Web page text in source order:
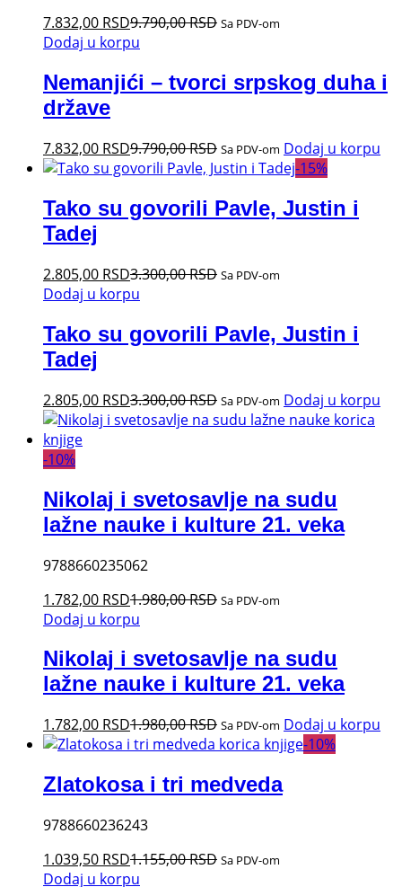
7.832,00 RSD9.790,00RSD Sa PDV-om
Dodaj u korpu
Nemanjići – tvorci srpskog duha i
države
7.832,00 RSD9.790,00RSD Sa PDV-om Dodaj u korpu
-15%
Tako su govorili Pavle, Justin i
Tadej
2.805,00 RSD3.300,00RSD Sa PDV-om
Dodaj u korpu
Tako su govorili Pavle, Justin i
Tadej
2.805,00 RSD3.300,00RSD Sa PDV-om Dodaj u korpu
-10%
Nikolaj i svetosavlje na sudu
lažne nauke i kulture 21. veka
9788660235062
1.782,00 RSD1.980,00RSD Sa PDV-om
Dodaj u korpu
Nikolaj i svetosavlje na sudu
lažne nauke i kulture 21. veka
1.782,00 RSD1.980,00RSD Sa PDV-om Dodaj u korpu
-10%
Zlatokosa i tri medveda
9788660236243
1.039,50 RSD1.155,00RSD Sa PDV-om
Dodaj u korpu